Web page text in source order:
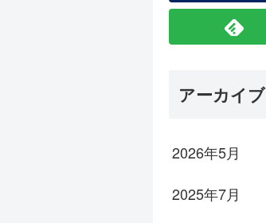
アーカイブ
2026年5月
2025年7月